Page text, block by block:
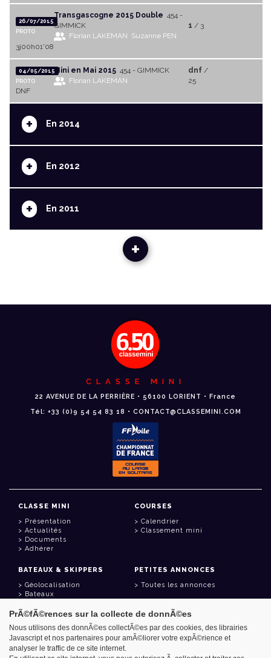
26/07/2015
PROTO
Transgascogne 2015 Double 454 -
GIMMICK
Florian LAKEMAN Suzanne PEN
1 / 3
3j00h01'08
04/05/2015
PROTO
Mini en Mai 2015 454 - GIMMICK
Florian LAKEMAN
dnf/
25
DNF
+ En 2014
+ En 2012
+ En 2011
+
CLASSE MINI
22 AVENUE DE LA PERRIÈRE • 56100 LORIENT • France
Tél: +33 (0)9 54 54 83 18 • CONTACT@CLASSEMINI.COM
CLASSE MINI
Présentation
Actualités
Documents
Adhérer
COURSES
Calendrier
Classement mini
BATEAUX & SKIPPERS
Géolocalisation
Bateaux
PETITES ANNONCES
Toutes les annonces
LIENS UTILES
Espace adhérent
Contact
PrÃ©fÃ©rences sur la collecte de donnÃ©es
Nous utilisons des donnÃ©es collectÃ©es par des cookies, des librairies
Javascript et nos partenaires pour amÃ©liorer votre expÃ©rience et
analyser le traffic de ce site internet.